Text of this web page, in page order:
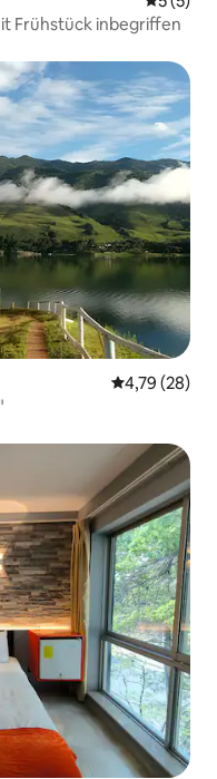
Frühstück inbegriffen
4,79 (28)